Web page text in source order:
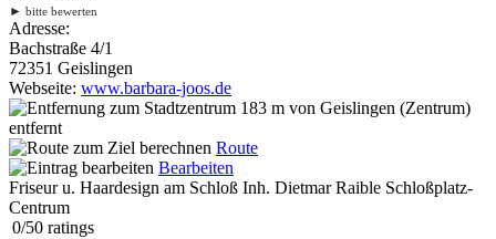
► bitte bewerten
Adresse:
Bachstraße 4/1
72351 Geislingen
Webseite: www.barbara-joos.de
183 m von Geislingen (Zentrum)
entfernt
Route
Bearbeiten
Friseur u. Haardesign am Schloß Inh. Dietmar Raible Schloßplatz-
Centrum
0/50 ratings